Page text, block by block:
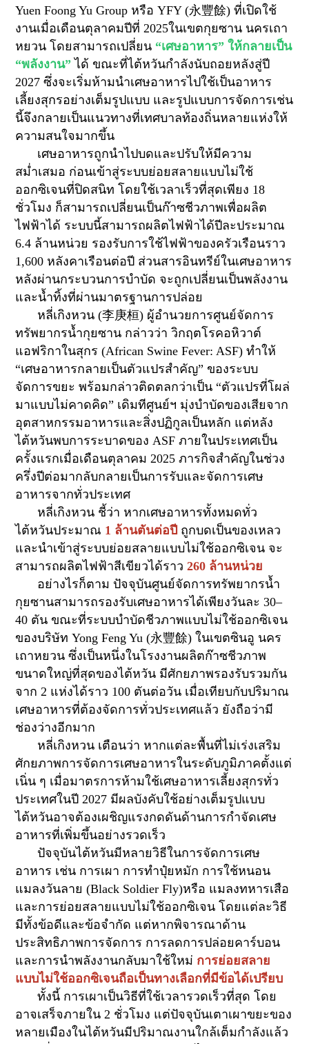
Yuen Foong Yu Group หรือYFY (永豐餘)ที่เปิดใช้
งานเมื่อเดือนตุลาคมปีที่ 2025ในเขตกุยซาน นครเถา
หยวน โดยสามารถเปลี่ยน “เศษอาหาร” ให้กลายเป็น
“พลังงาน” ได้ ขณะที่ไต้หวันกำลังนับถอยหลังสู่ปี
2027ซึ่งจะเริ่มห้ามนำเศษอาหารไปใช้เป็นอาหาร
เลี้ยงสุกรอย่างเต็มรูปแบบ และรูปแบบการจัดการเช่น
นี้จึงกลายเป็นแนวทางที่เทศบาลท้องถิ่นหลายแห่งให้
ความสนใจมากขึ้น
เศษอาหารถูกนำไปบดและปรับให้มีความ
สม่ำเสมอ ก่อนเข้าสู่ระบบย่อยสลายแบบไม่ใช้
ออกซิเจนที่ปิดสนิท โดยใช้เวลาเร็วที่สุดเพียง 18
ชั่วโมง ก็สามารถเปลี่ยนเป็นก๊าซชีวภาพเพื่อผลิต
ไฟฟ้าได้ ระบบนี้สามารถผลิตไฟฟ้าได้ปีละประมาณ
6.4 ล้านหน่วย รองรับการใช้ไฟฟ้าของครัวเรือนราว
1,600 หลังคาเรือนต่อปี ส่วนสารอินทรีย์ในเศษอาหาร
หลังผ่านกระบวนการบำบัด จะถูกเปลี่ยนเป็นพลังงาน
และน้ำทิ้งที่ผ่านมาตรฐานการปล่อย
หลี่เกิงหวน (李庚桓) ผู้อำนวยการศูนย์จัดการ
ทรัพยากรน้ำกุยซาน กล่าวว่า วิกฤตโรคอหิวาต์
แอฟริกาในสุกร (African Swine Fever: ASF)ทำให้
“เศษอาหารกลายเป็นตัวแปรสำคัญ” ของระบบ
จัดการขยะ พร้อมกล่าวติดตลกว่าเป็น “ตัวแปรที่โผล่
มาแบบไม่คาดคิด” เดิมทีศูนย์ฯ มุ่งบำบัดของเสียจาก
อุตสาหกรรมอาหารและสิ่งปฏิกูลเป็นหลัก แต่หลัง
ไต้หวันพบการระบาดของ ASFภายในประเทศเป็น
ครั้งแรกเมื่อเดือนตุลาคม 2025ภารกิจสำคัญในช่วง
ครึ่งปีต่อมากลับกลายเป็นการรับและจัดการเศษ
อาหารจากทั่วประเทศ
หลี่เกิงหวน ชี้ว่า หากเศษอาหารทั้งหมดทั่ว
ไต้หวันประมาณ 1 ล้านตันต่อปี ถูกบดเป็นของเหลว
และนำเข้าสู่ระบบย่อยสลายแบบไม่ใช้ออกซิเจน จะ
สามารถผลิตไฟฟ้าสีเขียวได้ราว260 ล้านหน่วย
อย่างไรก็ตาม ปัจจุบันศูนย์จัดการทรัพยากรน้ำ
กุยซานสามารถรองรับเศษอาหารได้เพียงวันละ30–
40 ตัน ขณะที่ระบบบำบัดชีวภาพแบบไม่ใช้ออกซิเจน
ของบริษัทYong Feng Yu (永豐餘)ในเขตซินอู นคร
เถาหยวน ซึ่งเป็นหนึ่งในโรงงานผลิตก๊าซชีวภาพ
ขนาดใหญ่ที่สุดของไต้หวัน มีศักยภาพรองรับรวมกัน
จาก 2 แห่งได้ราว 100 ตันต่อวัน เมื่อเทียบกับปริมาณ
เศษอาหารที่ต้องจัดการทั่วประเทศแล้ว ยังถือว่ามี
ช่องว่างอีกมาก
หลี่เกิงหวน เตือนว่า หากแต่ละพื้นที่ไม่เร่งเสริม
ศักยภาพการจัดการเศษอาหารในระดับภูมิภาคตั้งแต่
เนิ่น ๆ เมื่อมาตรการห้ามใช้เศษอาหารเลี้ยงสุกรทั่ว
ประเทศในปี 2027 มีผลบังคับใช้อย่างเต็มรูปแบบ
ไต้หวันอาจต้องเผชิญแรงกดดันด้านการกำจัดเศษ
อาหารที่เพิ่มขึ้นอย่างรวดเร็ว
ปัจจุบันไต้หวันมีหลายวิธีในการจัดการเศษ
อาหาร เช่น การเผา การทำปุ๋ยหมัก การใช้หนอน
แมลงวันลาย (Black Soldier Fly)หรือ แมลงทหารเสือ
และการย่อยสลายแบบไม่ใช้ออกซิเจน โดยแต่ละวิธี
มีทั้งข้อดีและข้อจำกัด แต่หากพิจารณาด้าน
ประสิทธิภาพการจัดการ การลดการปล่อยคาร์บอน
และการนำพลังงานกลับมาใช้ใหม่ การย่อยสลาย
แบบไม่ใช้ออกซิเจนถือเป็นทางเลือกที่มีข้อได้เปรียบ
ทั้งนี้ การเผาเป็นวิธีที่ใช้เวลารวดเร็วที่สุด โดย
อาจเสร็จภายใน 2 ชั่วโมง แต่ปัจจุบันเตาเผาขยะของ
หลายเมืองในไต้หวันมีปริมาณงานใกล้เต็มกำลังแล้ว